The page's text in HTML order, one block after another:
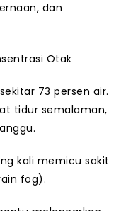
dan
Otak
73 persen air.
tidur semalaman,
kali memicu sakit
fog).